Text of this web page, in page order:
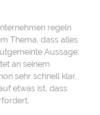
regeln
Thema, dass alles
Aussage:
an seinem
sehr schnell klar,
etwas ist, dass